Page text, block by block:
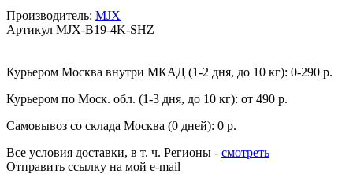
Производитель: MJX
Артикул MJX-B19-4K-SHZ
Курьером Москва внутри МКАД (1-2 дня, до 10 кг): 0-290 р.
Курьером по Моск. обл. (1-3 дня, до 10 кг): от 490 р.
Самовывоз со склада Москва (0 дней): 0 р.
Все условия доставки, в т. ч. Регионы - смотреть
Отправить ссылку на мой e-mail